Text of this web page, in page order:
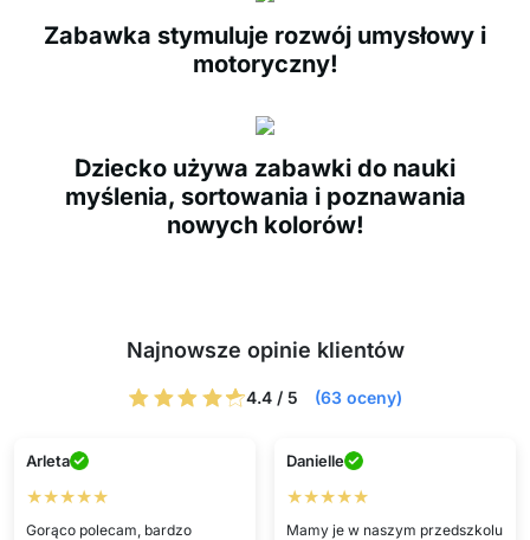
Zabawka stymuluje rozwój umysłowy i
motoryczny!
Dziecko używa zabawki do nauki
myślenia, sortowania i poznawania
nowych kolorów!
Najnowsze opinie klientów
4.4 / 5 (63 oceny)
Arleta
★★★★★
Gorąco polecam, bardzo
Danielle
★★★★★
Mamy je w naszym przedszkolu